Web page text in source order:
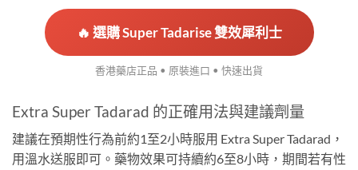
🔥 選購 Super Tadarise 雙效犀利士
香港藥店正品 • 原裝進口 • 快速出貨
Extra Super Tadarad 的正確用法與建議劑量
建議在預期性行為前約1至2小時服用 Extra Super Tadarad，
用溫水送服即可。藥物效果可持續約6至8小時，期間若有性